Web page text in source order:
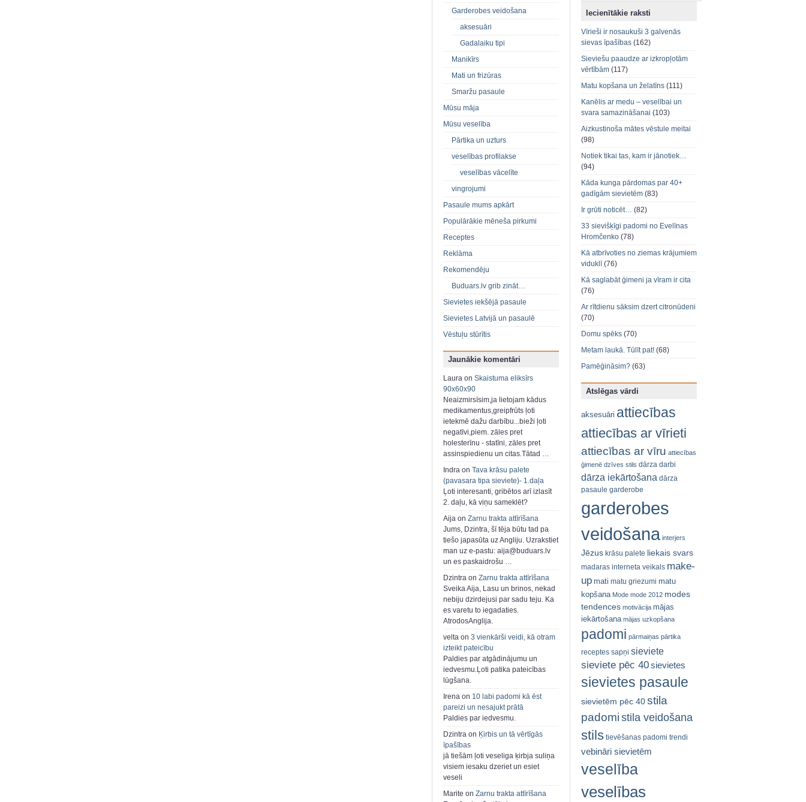
Garderobes veidošana
aksesuāri
Gadalaiku tipi
Manikīrs
Mati un frizūras
Smaržu pasaule
Mūsu māja
Mūsu veselība
Pārtika un uzturs
veselības profilakse
veselības vācelīte
vingrojumi
Pasaule mums apkārt
Populārākie mēneša pirkumi
Receptes
Reklāma
Rekomendēju
Buduars.lv grib zināt…
Sievietes iekšējā pasaule
Sievietes Latvijā un pasaulē
Vēstuļu stūrītis
Jaunākie komentāri
Laura on Skaistuma eliksīrs
90x60x90
Neaizmirsīsim,ja lietojam kādus
medikamentus,greipfrūts ļoti
ietekmē dažu darbību...bieži ļoti
negatīvi,piem. zāles pret
holesterīnu - statīni, zāles pret
assinspiedienu un citas.Tātad …
Indra on Tava krāsu palete
(pavasara tipa sieviete)- 1.daļa
Ļoti interesanti, gribētos arī izlasīt
2. daļu, kā viņu sameklēt?
Aija on Zarnu trakta attīrīšana
Jums, Dzintra, šī tēja būtu tad pa
tiešo japasūta uz Angliju. Uzrakstiet
man uz e-pastu: aija@buduars.lv
un es paskaidrošu …
Dzintra on Zarnu trakta attīrīšana
Sveika Aija, Lasu un brinos, nekad
nebiju dzirdejusi par sadu teju. Ka
es varetu to iegadaties.
AtrodosAnglija.
velta on 3 vienkārši veidi, kā otram
izteikt pateicību
Paldies par atgādinājumu un
iedvesmu.Ļoti patika pateicības
lūgšana.
Irena on 10 labi padomi kā ēst
pareizi un nesajukt prātā
Paldies par iedvesmu.
Dzintra on Ķirbis un tā vērtīgās
īpašības
jā tiešām ļoti veseliga ķirbja suliņa
visiem iesaku dzeriet un esiet
veseli
Marite on Zarnu trakta attīrīšana
Iecienītākie raksti
Vīrieši ir nosaukuši 3 galvenās
sievas īpašības (162)
Sieviešu paaudze ar izkropļotām
vērtībām (117)
Matu kopšana un želatīns (111)
Kanēlis ar medu – veselībai un
svara samazināšanai (103)
Aizkustinoša mātes vēstule meitai
(98)
Notiek tikai tas, kam ir jānotiek…
(94)
Kāda kunga pārdomas par 40+
gadīgām sievietēm (83)
Ir grūti noticēt… (82)
33 sievišķīgi padomi no Evelīnas
Hromčenko (78)
Kā atbrīvoties no ziemas krājumiem
viduklī(76)
Kā saglabāt ģimeni ja vīram ir cita
(76)
Ar rītdienu sāksim dzert citronūdeni
(70)
Domu spēks (70)
Metam laukā. Tūlīt pat! (68)
Pamēģināsim? (63)
Atslēgas vārdi
aksesuāri attiecības
attiecības ar vīrieti
attiecības ar vīru attiecības
ģimenē dzīves stils dārza darbi
dārza iekārtošana dārza
pasaule garderobe
garderobes
veidošana interjers
Jēzus krāsu palete liekais svars
madaras interneta veikals make-
up mati matu griezumi matu
kopšana Mode mode 2012 modes
tendences motivācija mājas
iekārtošana mājas uzkopšana
padomi pārmaiņas pārtika
receptes sapņi sieviete
sieviete pēc 40sievietes
sievietes pasaule
sievietēm pēc 40stila
padomistila veidošana
stils tievēšanas padomi trendi
vebināri sievietēm
veselība
veselības